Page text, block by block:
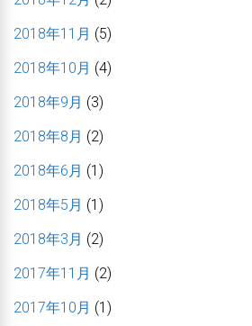
2018年11月 (5)
2018年10月 (4)
2018年9月 (3)
2018年8月 (2)
2018年6月 (1)
2018年5月 (1)
2018年3月 (2)
2017年11月 (2)
2017年10月 (1)